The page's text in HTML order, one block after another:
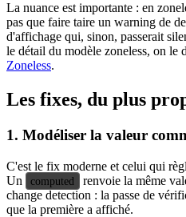
La nuance est importante : en
pas que faire taire un warning de
d'affichage qui, sinon, passerait
le détail du modèle zoneless, on le
Zoneless.
Les fixes, du plus
1. Modéliser la valeur
C'est le fix moderne et celui qui
Un
computed
renvoie la même
change detection : la passe de
que la première a affiché.